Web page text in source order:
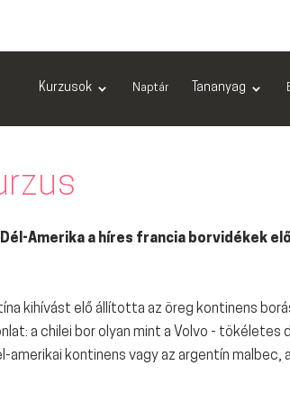
Kurzusok Naptár Tananyag
Amerika a híres francia borvidékek
kihívást elő állította az öreg kontinens
a chilei bor olyan mint a Volvo -
kontinens vagy az argentín malbec,